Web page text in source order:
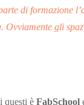
di formazione
gli
questi è FabSchool